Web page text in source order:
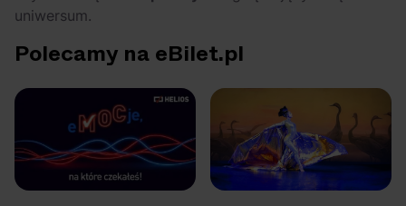
uniwersum.
Polecamy na eBilet.pl